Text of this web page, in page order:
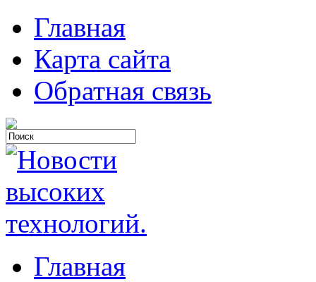
Главная
Карта сайта
Обратная связь
Главная